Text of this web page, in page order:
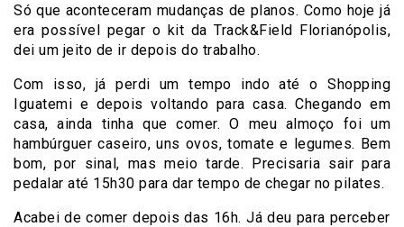
Só que aconteceram mudanças de planos. Como hoje já
era possível pegar o kit da Track&Field Florianópolis,
dei um jeito de ir depois do trabalho.
Com isso, já perdi um tempo indo até o Shopping
Iguatemi e depois voltando para casa. Chegando em
casa, ainda tinha que comer. O meu almoço foi um
hambúrguer caseiro, uns ovos, tomate e legumes. Bem
bom, por sinal, mas meio tarde. Precisaria sair para
pedalar até 15h30 para dar tempo de chegar no pilates.
Acabei de comer depois das 16h. Já deu para perceber